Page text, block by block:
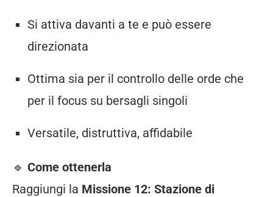
Si attiva davanti a te e può essere
direzionata
Ottima sia per il controllo delle orde che
per il focus su bersagli singoli
Versatile, distruttiva, affidabile
🔹 Come ottenerla
Raggiungi la Missione 12: Stazione di